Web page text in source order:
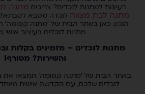
רעיונות למתנות לנכדים? צריכים מתנה
מתנה לבת מצווה לנכדה מסבא
הנכון. כאן באתר הבית של 'מתנה קסומה'
מתנות לנכדים בעיצוב אישי
מתנות לנכדים – מזמינים בקלות
והשירות? מטורף!
באתר הבית של 'מתנה קסומה' תמצאו את
לנכדים שלכם, עם הקדשה אישית